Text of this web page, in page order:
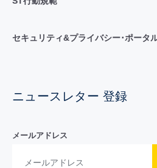
セキュリティ&プライバシー･ポータ
ニュースレター 登録
メールアドレス